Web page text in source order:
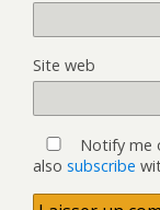
Site web
Notify me
also subscribe